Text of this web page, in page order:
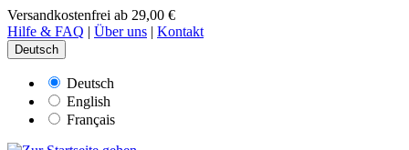
Versandkostenfrei ab 29,00 €
Hilfe & FAQ | Über uns | Kontakt
Deutsch
Deutsch
English
Français